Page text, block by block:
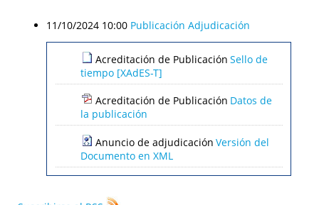
11/10/2024 10:00 Publicación Adjudicación
Acreditación de Publicación Sello de
tiempo [XAdES-T]
Acreditación de Publicación Datos de
la publicación
Anuncio de adjudicación Versión del
Documento en XML